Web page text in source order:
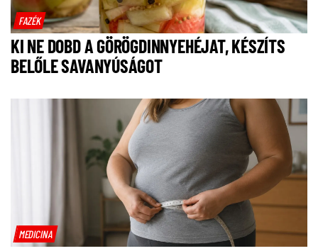
FAZÉK
KI NE DOBD A GÖRÖGDINNYEHÉJAT, KÉSZÍTS
BELŐLE SAVANYÚSÁGOT
MEDICINA